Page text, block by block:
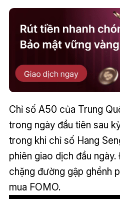
Chỉ số A50 của Trung
trong ngày đầu tiên sau
trong khi chỉ số Hang
phiên giao dịch đầu
chặng đường gập ghềnh
mua FOMO.